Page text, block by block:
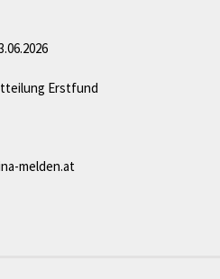
Erstfund
melden.at